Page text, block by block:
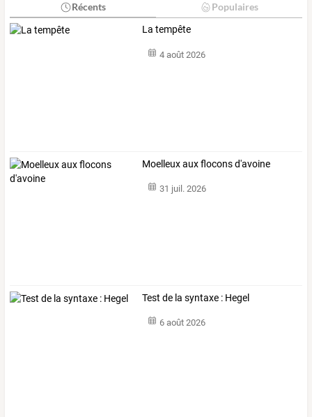
Récents Populaires
La tempête
4 août 2026
Moelleux aux flocons d'avoine
31 juil. 2026
Test de la syntaxe : Hegel
6 août 2026